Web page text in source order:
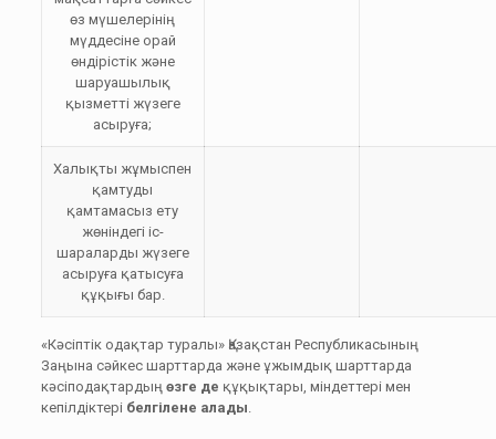
өз мүшелерінің
мүддесіне орай
өндiрiстiк және
шаруашылық
қызметтi жүзеге
асыруға;
Халықты жұмыспен
қамтуды
қамтамасыз ету
жөніндегі іс-
шараларды жүзеге
асыруға қатысуға
құқығы бар.
«Кәсіптік одақтар туралы» Қазақстан Республикасының
Заңына сәйкес шарттарда және ұжымдық шарттарда
кәсіподақтардың өзге де құқықтары, міндеттері мен
кепілдіктері белгілене алады.